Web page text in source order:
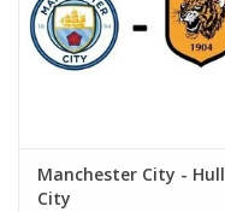
Manchester City - Hull
City